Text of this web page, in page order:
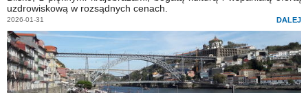
uzdrowiskową w rozsądnych cenach.
2026-01-31 DALEJ